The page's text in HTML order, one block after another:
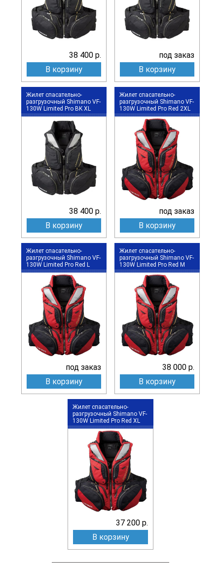
38 400 р.
В корзину
под заказ
В корзину
Жилет спасательно-
разгрузочный Shimano VF-
130W Limited Pro BK XL
38 400 р.
В корзину
Жилет спасательно-
разгрузочный Shimano VF-
130W Limited Pro Red 2XL
под заказ
В корзину
Жилет спасательно-
разгрузочный Shimano VF-
130W Limited Pro Red L
под заказ
В корзину
Жилет спасательно-
разгрузочный Shimano VF-
130W Limited Pro Red M
38 000 р.
В корзину
Жилет спасательно-
разгрузочный Shimano VF-
130W Limited Pro Red XL
37 200 р.
В корзину